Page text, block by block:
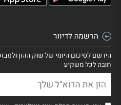
הרשמה לדיוור
הירשם לסיכום היומי של שוק ההון
חובה לכל משקיע